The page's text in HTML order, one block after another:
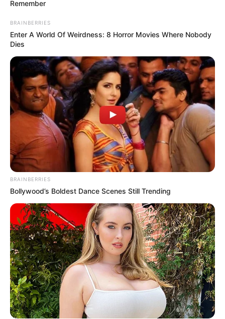
Remember
BRAINBERRIES
Enter A World Of Weirdness: 8 Horror Movies Where Nobody
Dies
BRAINBERRIES
Bollywood’s Boldest Dance Scenes Still Trending